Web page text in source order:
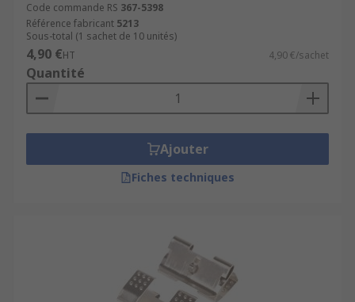
Code commande RS 367-5398
Référence fabricant 5213
Sous-total (1 sachet de 10 unités)
4,90 €HT 4,90 €/sachet
Quantité
Ajouter
Fiches techniques